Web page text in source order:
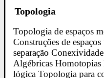
Topologia
Topologia de espaços
Construções de
separação
Algébricas
lógica Topologia para